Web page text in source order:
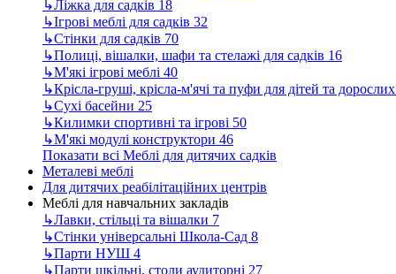
↳Ліжка для садків 18
↳Ігрові меблі для садків 32
↳Стінки для садків 70
↳Полиці, вішалки, шафи та стелажі для садків 16
↳М'які ігрові меблі 40
↳Крісла-груші, крісла-м'ячі та пуфи для дітей та
↳Сухі басейни 25
↳Килимки спортивні та ігрові 50
↳М'які модулі конструктори 46
Показати всі Меблі для дитячих садків
Металеві меблі
Для дитячих реабілітаційних центрів
Меблі для навчальних закладів
↳Лавки, стільці та вішалки 7
↳Стінки універсальні Школа-Сад 8
↳Парти НУШ 4
↳Парти шкільні, столи аудиторні 27